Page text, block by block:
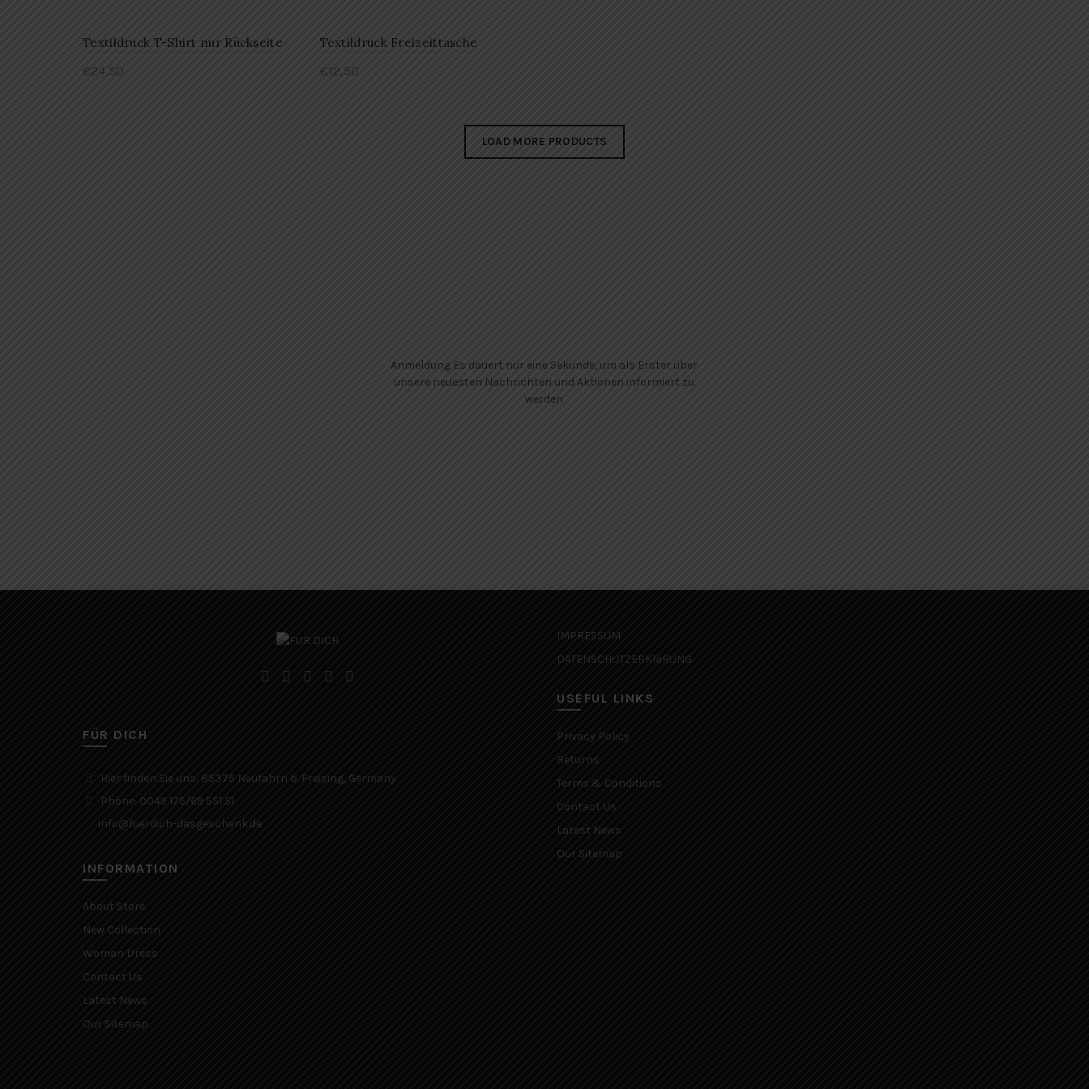
Textildruck T-Shirt nur Rückseite
€24,50
Textildruck Freizeittasche
€12,50
LOAD MORE PRODUCTS
Anmeldung Es dauert nur eine Sekunde, um als Erster über
unsere neuesten Nachrichten und Aktionen informiert zu
werden
FÜR DICH
Hier finden Sie uns: 85375 Neufahrn b. Freising, Germany
Phone: 0049 175/69 551 51
info@fuerdich-dasgeschenk.de
INFORMATION
About Store
New Collection
Woman Dress
Contact Us
Latest News
Our Sitemap
IMPRESSUM
DATENSCHUTZERKläRUNG
USEFUL LINKS
Privacy Policy
Returns
Terms & Conditions
Contact Us
Latest News
Our Sitemap